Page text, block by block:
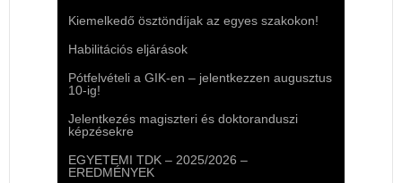
Kiemelkedő ösztöndíjak az egyes szakokon!
Habilitációs eljárások
Pótfelvételi a GIK-en – jelentkezzen augusztus
10-ig!
Jelentkezés magiszteri és doktoranduszi
képzésekre
EGYETEMI TDK – 2025/2026 –
EREDMÉNYEK